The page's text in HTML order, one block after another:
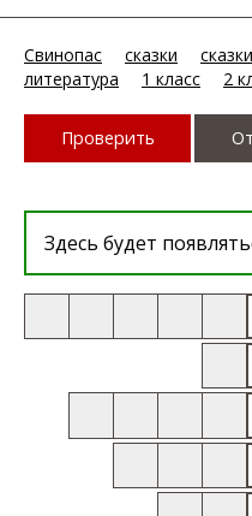
Свинопас сказки
литература
1 класс 2
Проверить
Здесь будет